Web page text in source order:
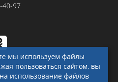
40-97
мы используем файлы
пользоваться сайтом, вы
использование файлов